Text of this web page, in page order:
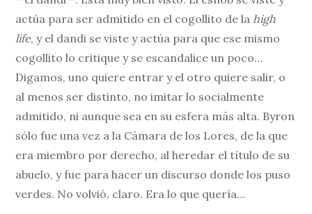
actúa para ser admitido en el cogollito de la high
life, y el dandi se viste y actúa para que ese mismo
cogollito lo critique y se escandalice un poco…
Digamos, uno quiere entrar y el otro quiere salir, o
al menos ser distinto, no imitar lo socialmente
admitido, ni aunque sea en su esfera más alta. Byron
sólo fue una vez a la Cámara de los Lores, de la que
era miembro por derecho, al heredar el título de su
abuelo, y fue para hacer un discurso donde los puso
verdes. No volvió, claro. Era lo que quería…